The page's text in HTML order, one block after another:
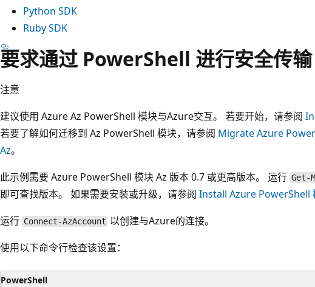
Python SDK
Ruby SDK
要求通过 PowerShell 进行安全传输
注意
建议使用 Azure Az PowerShell 模块与Azure交互。 若要开始，请参阅
若要了解如何迁移到 Az PowerShell 模块，请参阅 Migrate Azure
Az。
此示例需要 Azure PowerShell 模块 Az 版本 0.7 或更高版本。 运行 Get-
即可查找版本。 如果需要安装或升级，请参阅 Install Azure PowerShell
运行 Connect-AzAccount 以创建与Azure的连接。
使用以下命令行检查该设置：
PowerShell